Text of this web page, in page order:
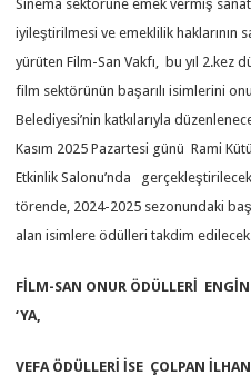
Sinema sektörüne emek vermiş
iyileştirilmesi ve emeklilik haklarının
yürüten Film-San Vakfı, bu yıl 2.kez
film sektörünün başarılı isimlerini
Belediyesi’nin katkılarıyla
Kasım 2025 Pazartesi günü Rami
Etkinlik Salonu’nda
törende, 2024-2025 sezonundaki
alan isimlere ödülleri takdim
FİLM-SAN ONUR ÖDÜLLERİ
‘YA,
VEFA ÖDÜLLERİ İSE ÇOLPAN